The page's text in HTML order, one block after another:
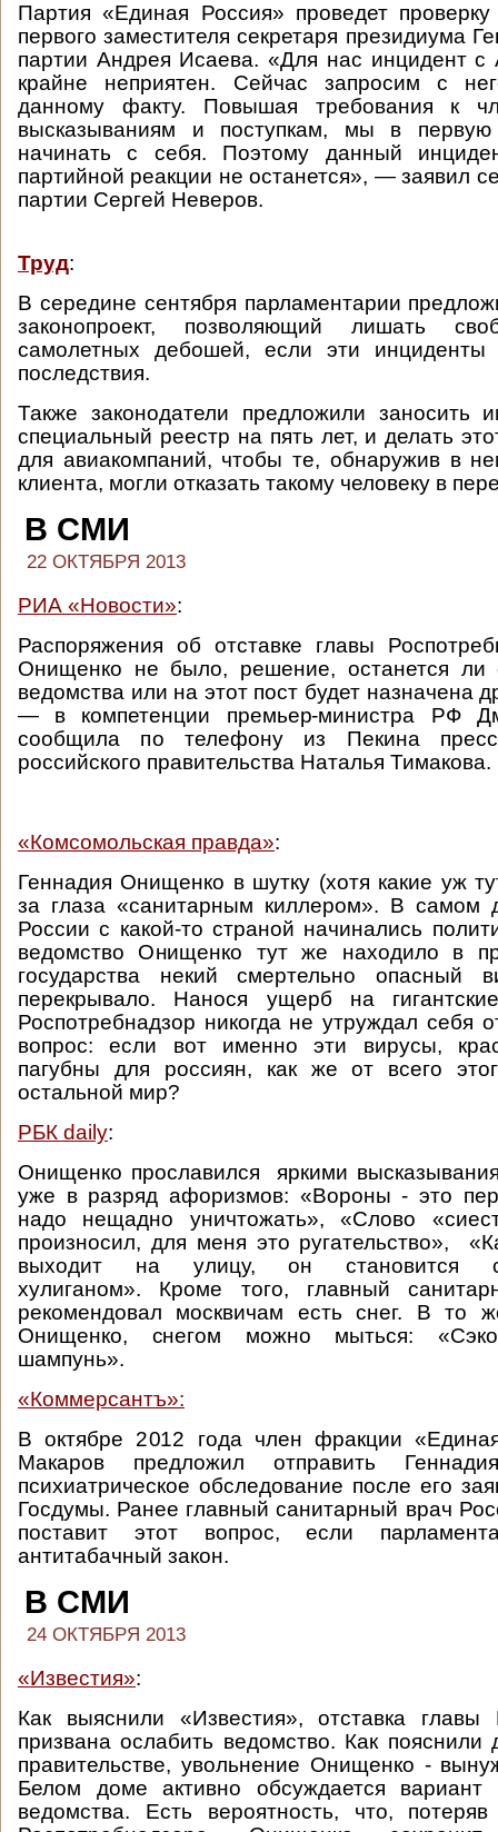
Партия «Единая Россия» проведет
первого заместителя секретаря президиума
партии Андрея Исаева. «Для нас инцидент
крайне неприятен. Сейчас запросим с
данному факту. Повышая требования к
высказываниям и поступкам, мы в
начинать с себя. Поэтому данный
партийной реакции не останется», — заявил
партии Сергей Неверов.
Труд:
В середине сентября парламентарии
законопроект, позволяющий лишать
самолетных дебошей, если эти инциденты
последствия.
Также законодатели предложили заносить
специальный реестр на пять лет, и делать
для авиакомпаний, чтобы те, обнаружив в
клиента, могли отказать такому человеку в
В СМИ
22 ОКТЯБРЯ 2013
РИА «Новости»:
Распоряжения об отставке главы
Онищенко не было, решение, останется ли
ведомства или на этот пост будет назначена
— в компетенции премьер-министра РФ
сообщила по телефону из Пекина пресс-
российского правительства Наталья Тимакова.
«Комсомольская правда»:
Геннадия Онищенко в шутку (хотя какие уж
за глаза «санитарным киллером». В самом
России с какой-то страной начинались
ведомство Онищенко тут же находило в
государства некий смертельно опасный
перекрывало. Нанося ущерб на
Роспотребнадзор никогда не утруждал себя
вопрос: если вот именно эти вирусы,
пагубны для россиян, как же от всего
остальной мир?
РБК daily:
Онищенко прославился яркими
уже в разряд афоризмов: «Вороны - это
надо нещадно уничтожать», «Слово
произносил, для меня это ругательство»,
выходит на улицу, он становится
хулиганом». Кроме того, главный
рекомендовал москвичам есть снег. В то
Онищенко, снегом можно мыться:
шампунь».
«Коммерсантъ»:
В октябре 2012 года член фракции
Макаров предложил отправить
психиатрическое обследование после его
Госдумы. Ранее главный санитарный врач
поставит этот вопрос, если
антитабачный закон.
В СМИ
24 ОКТЯБРЯ 2013
«Известия»:
Как выяснили «Известия», отставка главы
призвана ослабить ведомство. Как пояснили
правительстве, увольнение Онищенко -
Белом доме активно обсуждается вариант
ведомства. Есть вероятность, что,